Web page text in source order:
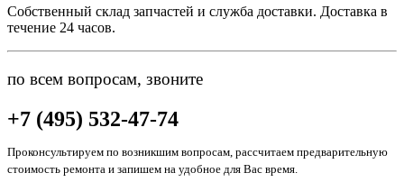
Собственный склад запчастей и служба доставки. Доставка в
течение 24 часов.
по всем вопросам, звоните
+7 (495) 532-47-74
Проконсультируем по возникшим вопросам, рассчитаем предварительную
стоимость ремонта и запишем на удобное для Вас время.